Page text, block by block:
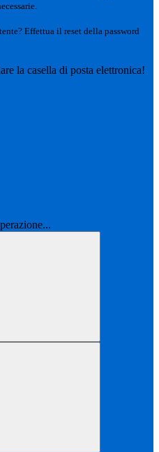
Effettua il reset della password
la casella di posta elettronica!